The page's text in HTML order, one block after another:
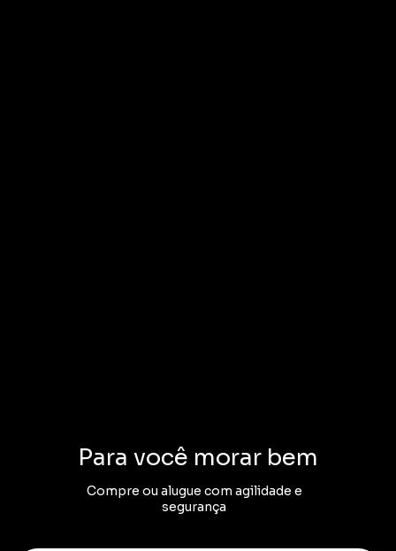
Para você morar bem
Compre ou alugue com agilidade e
segurança